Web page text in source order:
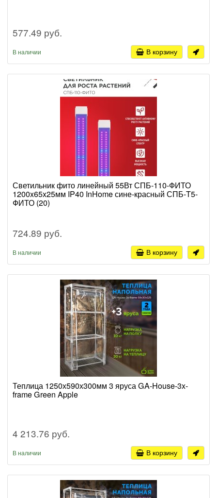
577.49 руб.
В наличии В корзину
Светильник фито линейный 55Вт СПБ-110-ФИТО
1200x65x25мм IP40 InHome сине-красный СПБ-T5-
ФИТО (20)
724.89 руб.
В наличии В корзину
Теплица 1250х590х300мм 3 яруса GA-House-3x-
frame Green Apple
4 213.76 руб.
В наличии В корзину